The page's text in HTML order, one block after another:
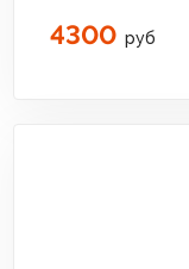
4300 руб